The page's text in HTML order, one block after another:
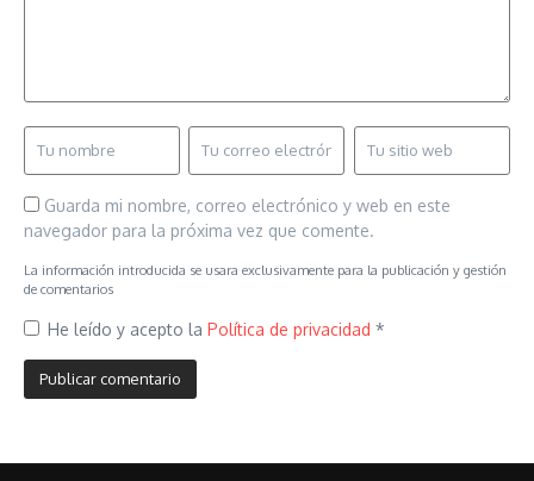
Guarda mi nombre, correo electrónico y web en este
navegador para la próxima vez que comente.
La información introducida se usara exclusivamente para la publicación y gestión
de comentarios
He leído y acepto la Política de privacidad *